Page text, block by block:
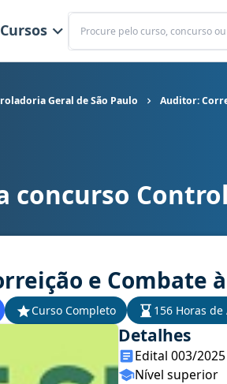
Cursos
Buscar
Geral de São Paulo Auditor:
- Controladoria Geral de São Paulo
concurso
e Combate
Curso Completo 156 Horas de
Detalhes
Edital 003/2025
Nível superior